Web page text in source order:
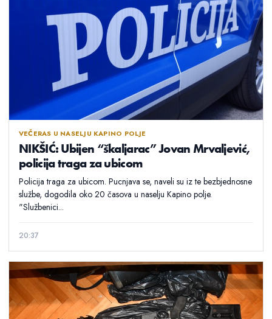
VEČERAS U NASELJU KAPINO POLJE
NIKŠIĆ: Ubijen “škaljarac” Jovan Mrvaljević,
policija traga za ubicom
Policija traga za ubicom. Pucnjava se, naveli su iz te bezbjednosne
službe, dogodila oko 20 časova u naselju Kapino polje.
"Službenici...
20:37